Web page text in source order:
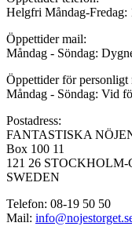
Helgfri Måndag-Fredag:
Öppettider mail:
Måndag - Söndag:
Öppettider för personligt
Måndag - Söndag: Vid
Postadress:
FANTASTISKA
Box 100 11
121 26
SWEDEN
Telefon: 08-19 50 50
Mail: